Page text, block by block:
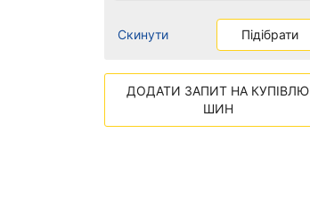
Скинути Підібрати
ДОДАТИ ЗАПИТ НА КУПІВЛЮ
ШИН